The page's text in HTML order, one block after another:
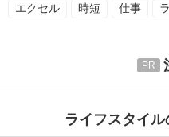
エクセル 時短 仕事
ライフスタイ